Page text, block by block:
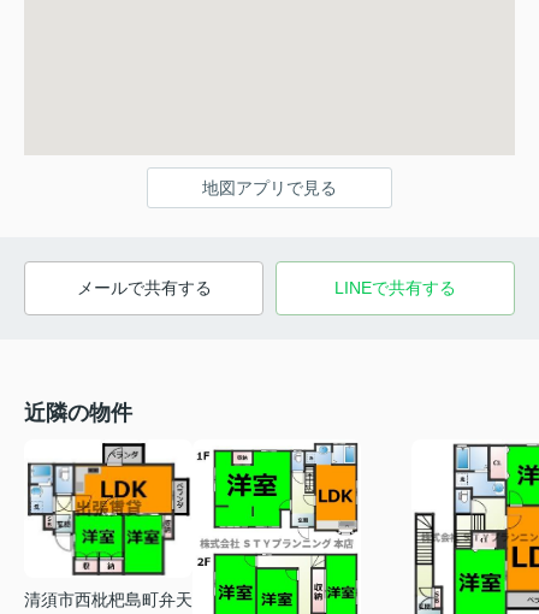
地図アプリで見る
メールで共有する LINEで共有する
近隣の物件
清須市西枇杷島町弁天